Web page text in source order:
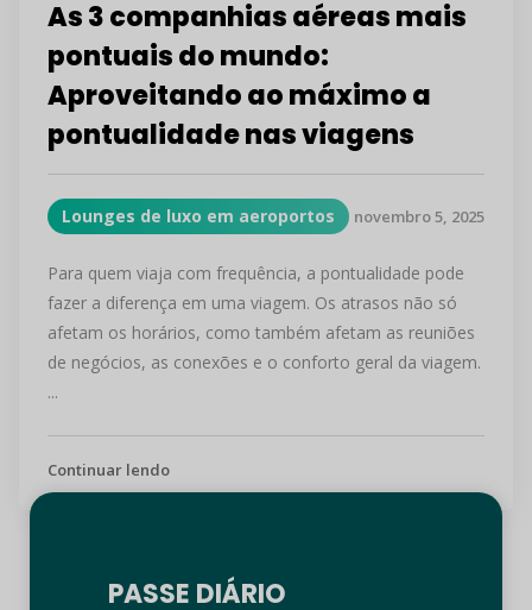
As 3 companhias aéreas mais
pontuais do mundo:
Aproveitando ao máximo a
pontualidade nas viagens
Lounges de luxo em aeroportos novembro 5, 2025
Para quem viaja com frequência, a pontualidade pode
fazer a diferença em uma viagem. Os atrasos não só
afetam os horários, como também afetam as reuniões
de negócios, as conexões e o conforto geral da viagem.
...
Continuar lendo
PASSE DIÁRIO